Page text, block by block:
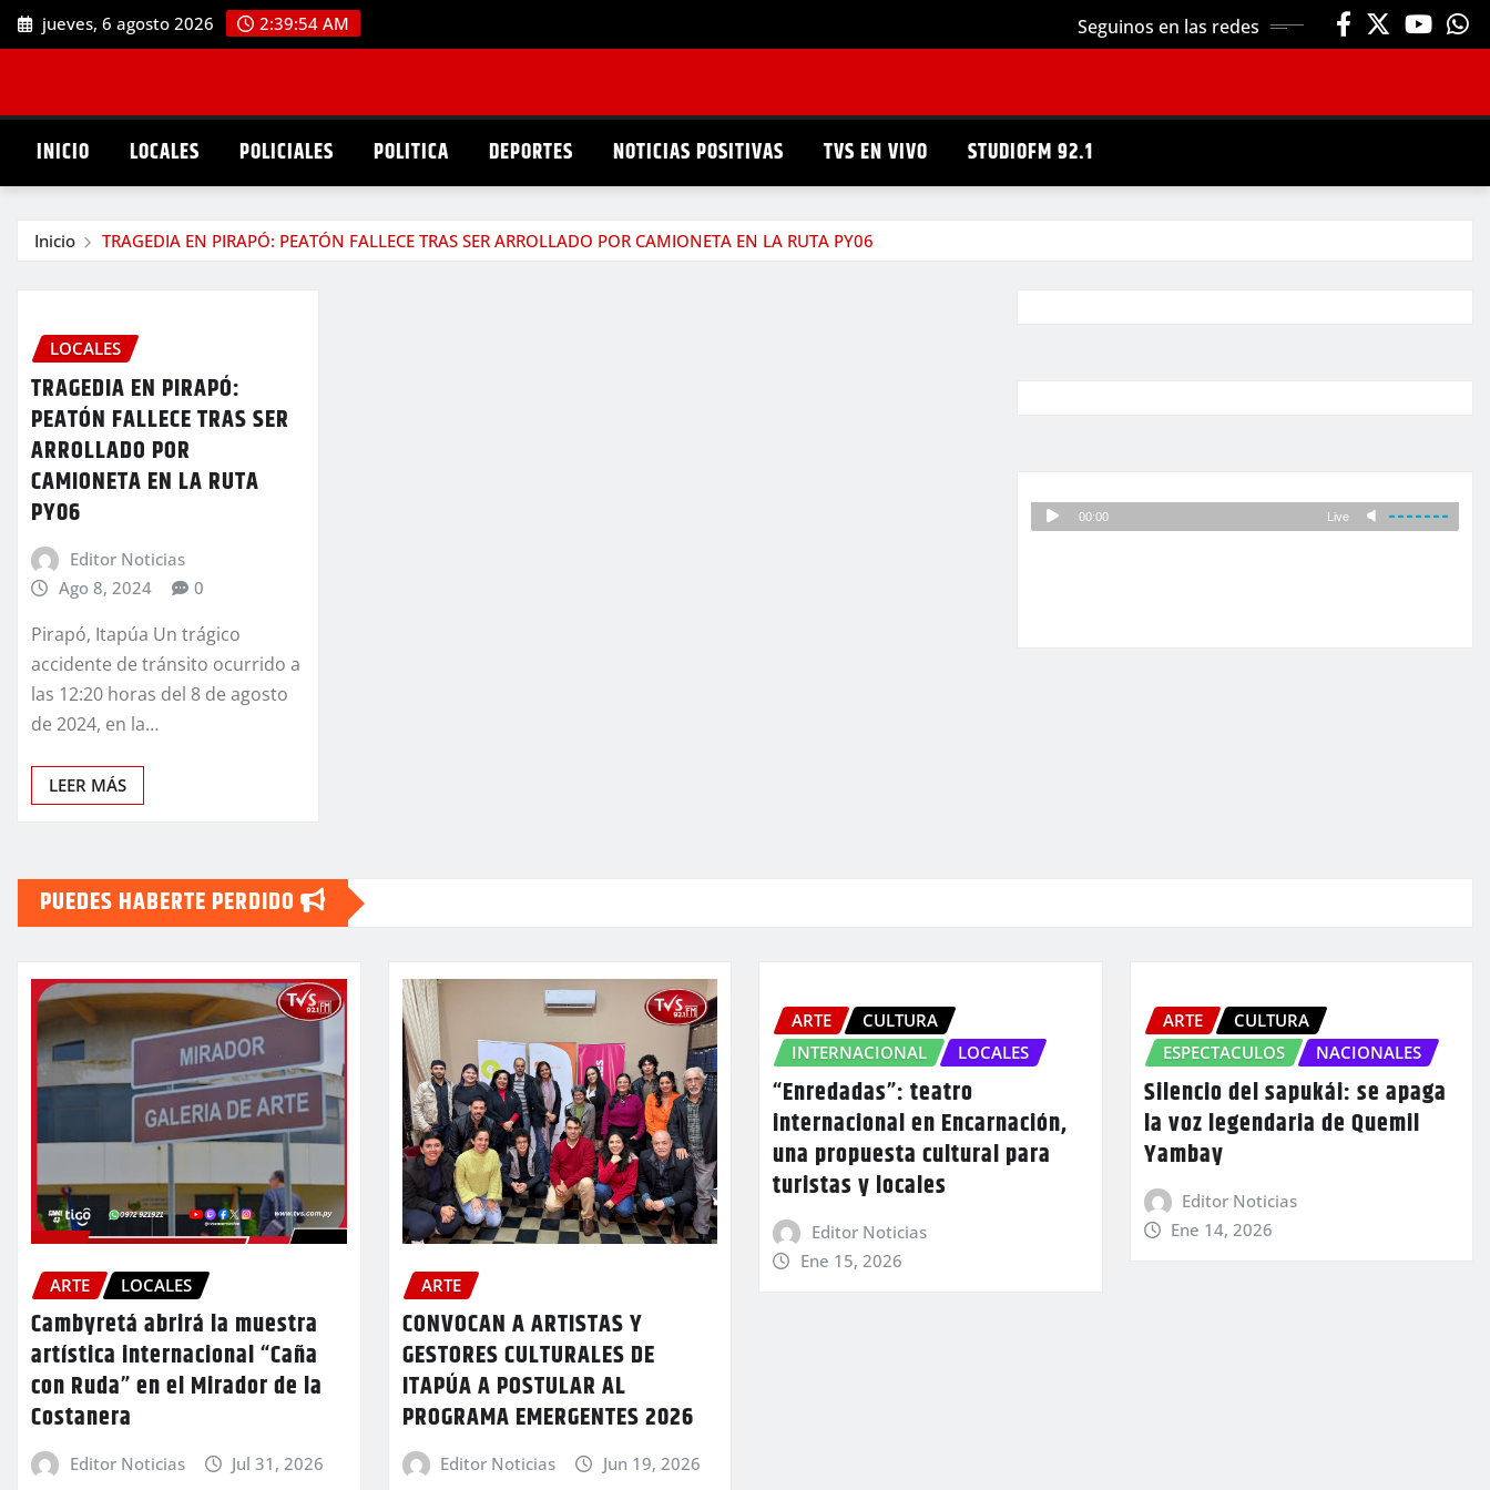
Saltar
al
jueves, 6 agosto 2026 2:39:55 AM Seguinos en las redes
INICIO LOCALES POLICIALES POLITICA DEPORTES NOTICIAS POSITIVAS TVS EN VIVO STUDIOFM 92.1
Inicio TRAGEDIA EN PIRAPÓ: PEATÓN FALLECE TRAS SER ARROLLADO POR CAMIONETA EN LA RUTA PY06
LOCALES
TRAGEDIA EN PIRAPÓ:
PEATÓN FALLECE TRAS SER
ARROLLADO POR
CAMIONETA EN LA RUTA
PY06
Editor Noticias
Ago 8, 2024
0
Pirapó, Itapúa Un trágico
accidente de tránsito ocurrido a
las 12:20 horas del 8 de agosto
de 2024, en la…
LEER MÁS
PUEDES HABERTE PERDIDO
ARTE LOCALES
Cambyretá abrirá la muestra
artística internacional “Caña
con Ruda” en el Mirador de la
Costanera
Editor Noticias Jul 31, 2026
ARTE
CONVOCAN A ARTISTAS Y
GESTORES CULTURALES DE
ITAPÚA A POSTULAR AL
PROGRAMA EMERGENTES 2026
Editor Noticias Jun 19, 2026
ARTE
CULTURA
INTERNACIONAL
LOCALES
“Enredadas”: teatro
internacional en Encarnación,
una propuesta cultural para
turistas y locales
Editor Noticias
Ene 15, 2026
ARTE
CULTURA
ESPECTACULOS
NACIONALES
Silencio del sapukái: se apaga
la voz legendaria de Quemil
Yambay
Editor Noticias
Ene 14, 2026